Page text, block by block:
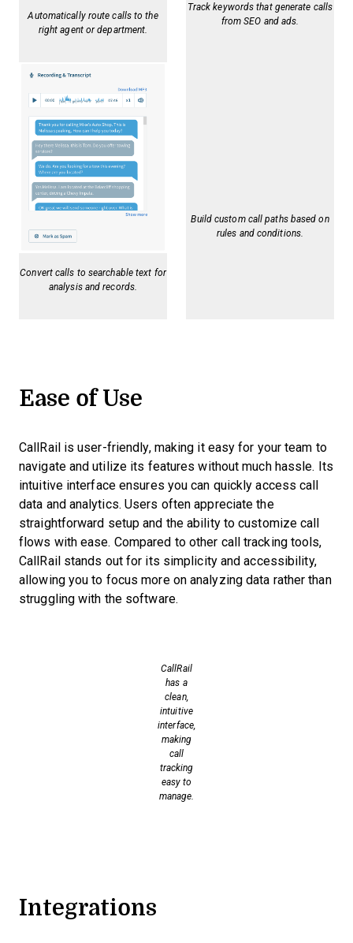
Automatically route calls to the
right agent or department.
Track keywords that generate calls
from SEO and ads.
Convert calls to searchable text for
analysis and records.
Build custom call paths based on
rules and conditions.
Ease of Use
CallRail is user-friendly, making it easy for your team to
navigate and utilize its features without much hassle. Its
intuitive interface ensures you can quickly access call
data and analytics. Users often appreciate the
straightforward setup and the ability to customize call
flows with ease. Compared to other call tracking tools,
CallRail stands out for its simplicity and accessibility,
allowing you to focus more on analyzing data rather than
struggling with the software.
CallRail
has a
clean,
intuitive
interface,
making
call
tracking
easy to
manage.
Integrations